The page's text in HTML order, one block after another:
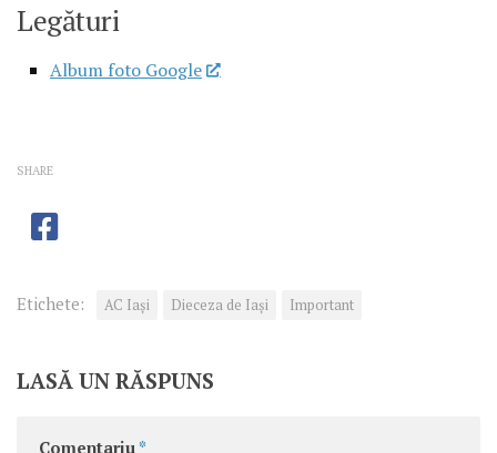
Legături
Album foto Google
SHARE
Etichete: AC Iași Dieceza de Iași Important
LASĂ UN RĂSPUNS
Comentariu *